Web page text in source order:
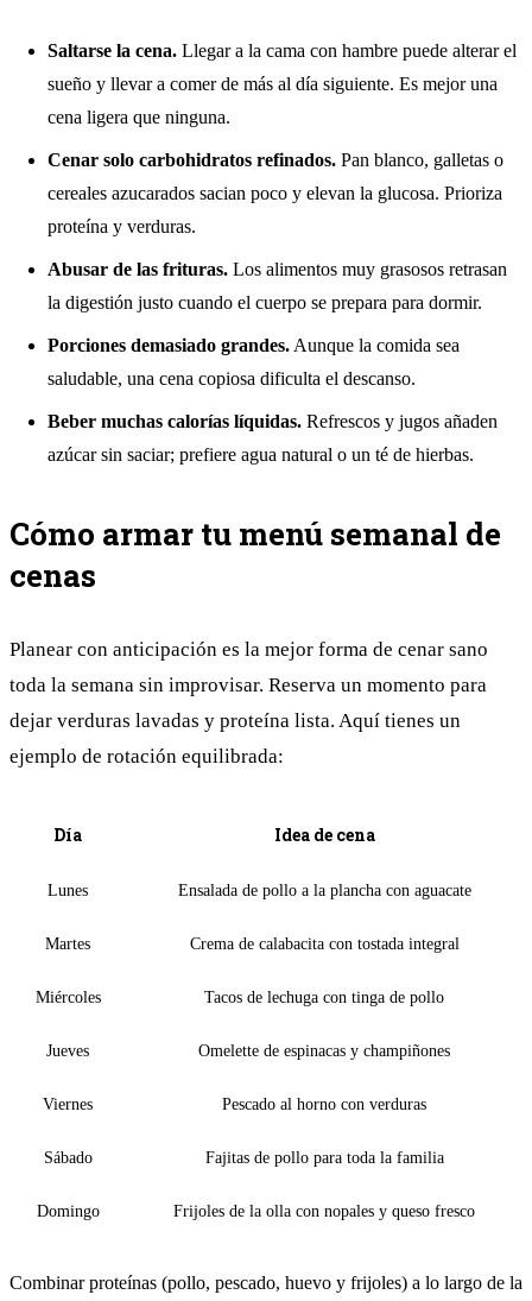
Saltarse la cena. Llegar a la cama con hambre puede alterar el
sueño y llevar a comer de más al día siguiente. Es mejor una
cena ligera que ninguna.
Cenar solo carbohidratos refinados. Pan blanco, galletas o
cereales azucarados sacian poco y elevan la glucosa. Prioriza
proteína y verduras.
Abusar de las frituras. Los alimentos muy grasosos retrasan
la digestión justo cuando el cuerpo se prepara para dormir.
Porciones demasiado grandes. Aunque la comida sea
saludable, una cena copiosa dificulta el descanso.
Beber muchas calorías líquidas. Refrescos y jugos añaden
azúcar sin saciar; prefiere agua natural o un té de hierbas.
Cómo armar tu menú semanal de
cenas
Planear con anticipación es la mejor forma de cenar sano
toda la semana sin improvisar. Reserva un momento para
dejar verduras lavadas y proteína lista. Aquí tienes un
ejemplo de rotación equilibrada:
Día Idea de cena
Lunes Ensalada de pollo a la plancha con aguacate
Martes Crema de calabacita con tostada integral
Miércoles Tacos de lechuga con tinga de pollo
Jueves Omelette de espinacas y champiñones
Viernes Pescado al horno con verduras
Sábado Fajitas de pollo para toda la familia
Domingo Frijoles de la olla con nopales y queso fresco
Combinar proteínas (pollo, pescado, huevo y frijoles) a lo largo de la